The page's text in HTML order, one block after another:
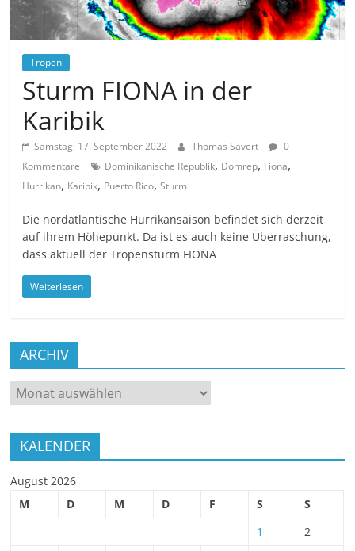
Tropen
Sturm FIONA in der
Karibik
Samstag, 17. September 2022 Thomas Sävert
0
Kommentare
Dominikanische Republik, Domrep, Fiona,
Hurrikan, Karibik, Puerto Rico,Sturm
Die nordatlantische Hurrikansaison befindet sich derzeit
auf ihrem Höhepunkt. Da ist es auch keine Überraschung,
dass aktuell der Tropensturm FIONA
Weiterlesen
ARCHIV
ARCHIV
KALENDER
August 2026
M
D M D F S
S
1
2